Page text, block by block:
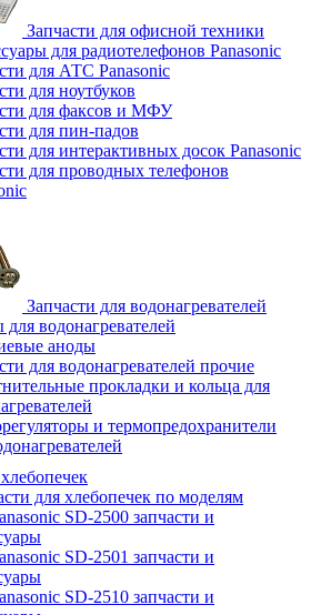
Запчасти для офисной техники
для радиотелефонов Panasonic
для АТС Panasonic
для ноутбуков
для факсов и МФУ
для пин-падов
для интерактивных досок Panasonic
для проводных телефонов
Запчасти для водонагревателей
водонагревателей
аноды
для водонагревателей прочие
прокладки и кольца для
и термопредохранители
для хлебопечек по моделям
SD-2500 запчасти и
SD-2501 запчасти и
SD-2510 запчасти и